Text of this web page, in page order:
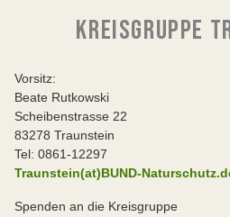
KREISGRUPPE
Vorsitz:
Beate Rutkowski
Scheibenstrasse 22
83278 Traunstein
Tel: 0861-12297
Traunstein(at)BUND-
Spenden an die Kreisgruppe